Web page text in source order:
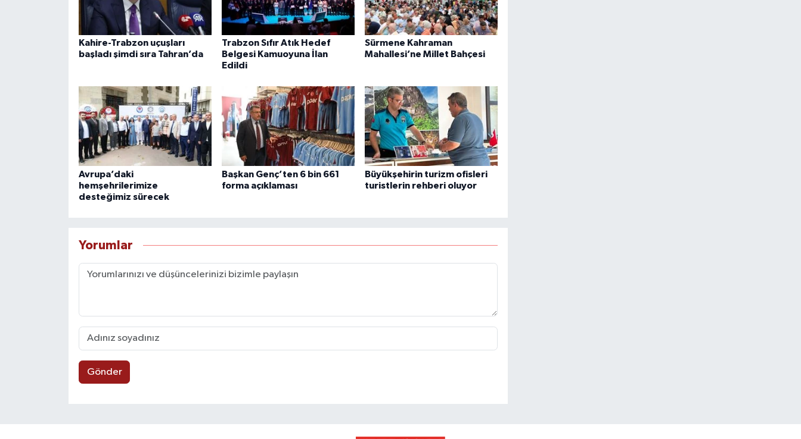
Kahire-Trabzon uçuşları
başladı şimdi sıra Tahran’da
Trabzon Sıfır Atık Hedef
Belgesi Kamuoyuna İlan
Edildi
Sürmene Kahraman
Mahallesi’ne Millet Bahçesi
Avrupa’daki
hemşehrilerimize
desteğimiz sürecek
Başkan Genç’ten 6 bin 661
forma açıklaması
Büyükşehirin turizm ofisleri
turistlerin rehberi oluyor
Yorumlar
Gönder